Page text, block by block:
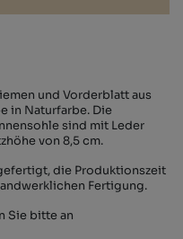
und Vorderblatt aus
in Naturfarbe. Die
sind mit Leder
von 8,5 cm.
die Produktionszeit
Fertigung.
Sie bitte an